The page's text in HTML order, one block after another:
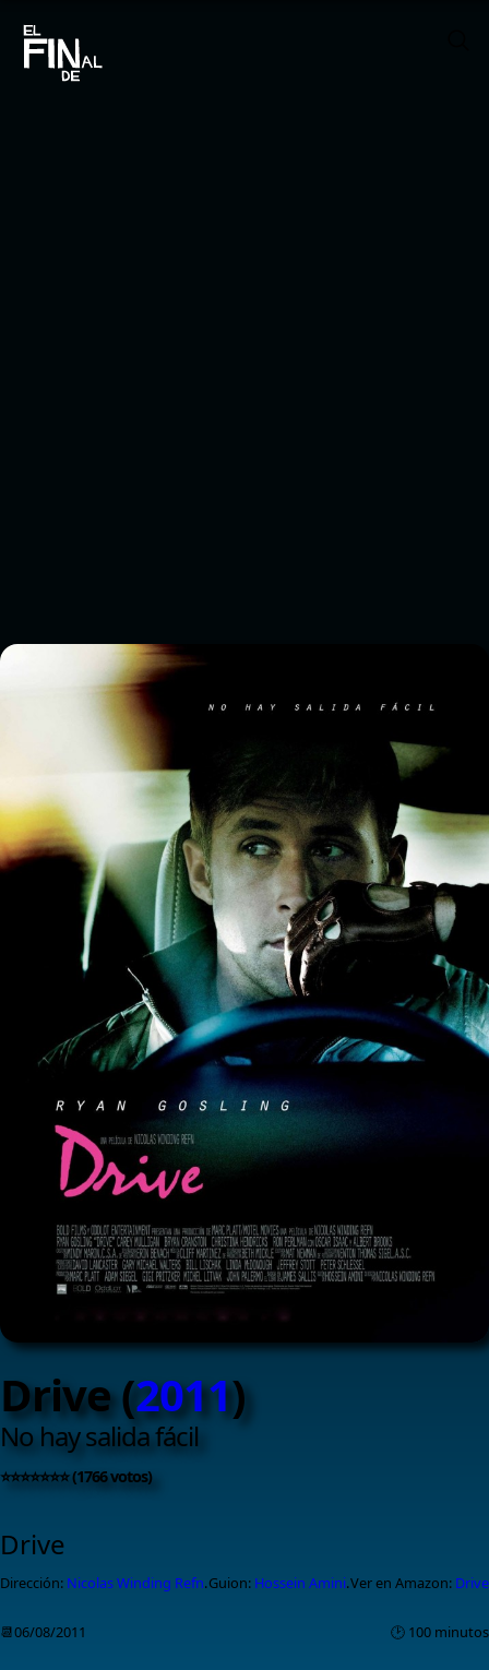
Drive (2011)
No hay salida fácil
⭐⭐⭐⭐⭐⭐⭐ (1766 votos)
Drive
Dirección: Nicolas Winding Refn.Guion: Hossein Amini.Ver en Amazon: Drive
📆06/08/2011 🕑 100 minutos